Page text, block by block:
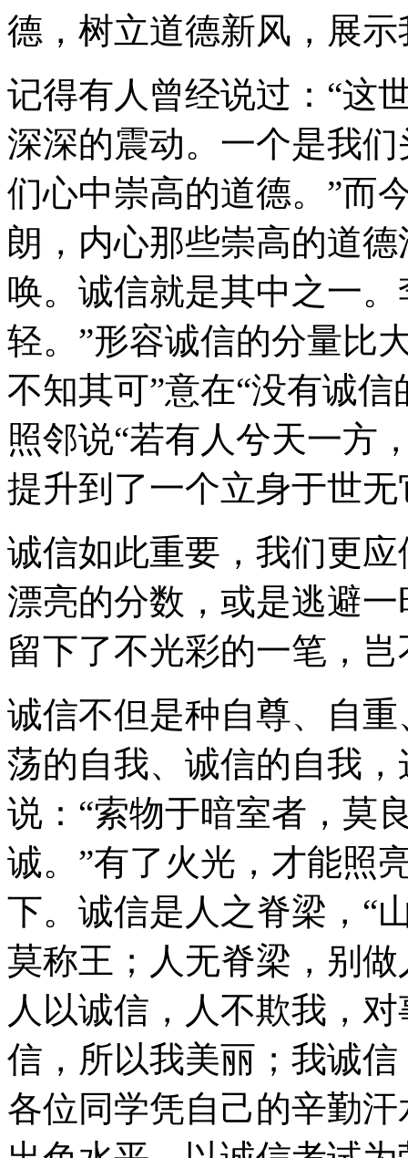
德，树立道德新风，展
记得有人曾经说过：“这
深深的震动。一个是我
们心中崇高的道德。”而
朗，内心那些崇高的道
唤。诚信就是其中之一
轻。”形容诚信的分量比
不知其可”意在“没有诚
照邻说“若有人兮天一方
提升到了一个立身于世
诚信如此重要，我们更
漂亮的分数，或是逃避
留下了不光彩的一笔，
诚信不但是种自尊、自
荡的自我、诚信的自我
说：“索物于暗室者，莫
诚。”有了火光，才能照
下。诚信是人之脊梁，“
莫称王；人无脊梁，别
人以诚信，人不欺我，
信，所以我美丽；我诚
各位同学凭自己的辛勤